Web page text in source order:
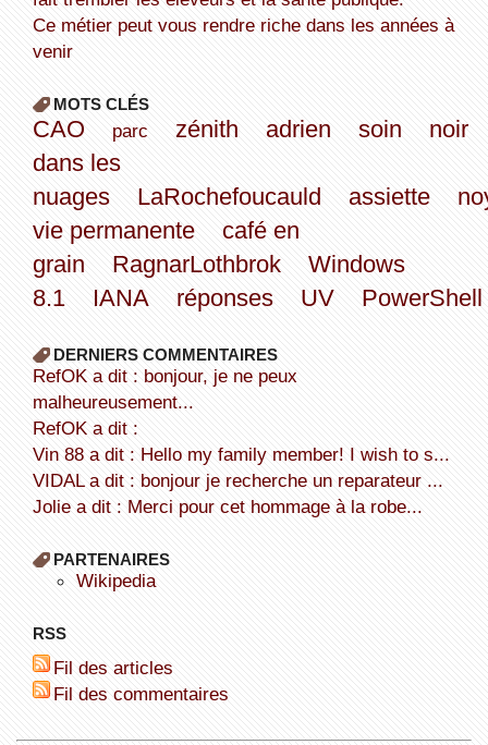
Ce métier peut vous rendre riche dans les années à
venir
MOTS CLÉS
CAO parc zénith adrien soin
noir
dans les
nuages
LaRochefoucauld assiette
vie permanente
café en
grain
RagnarLothbrok
Windows
8.1
IANA réponses UV PowerShell
DERNIERS COMMENTAIRES
refOK a dit : bonjour, je ne peux
malheureusement...
refOK a dit :
Vin 88 a dit : Hello my family member! I wish to s...
VIDAL a dit : bonjour je recherche un reparateur ...
Jolie a dit : Merci pour cet hommage à la robe...
PARTENAIRES
wikipedia
RSS
Fil des articles
Fil des commentaires